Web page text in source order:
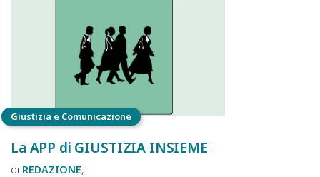
Giustizia e Comunicazione
La APP di GIUSTIZIA INSIEME
REDAZIONE